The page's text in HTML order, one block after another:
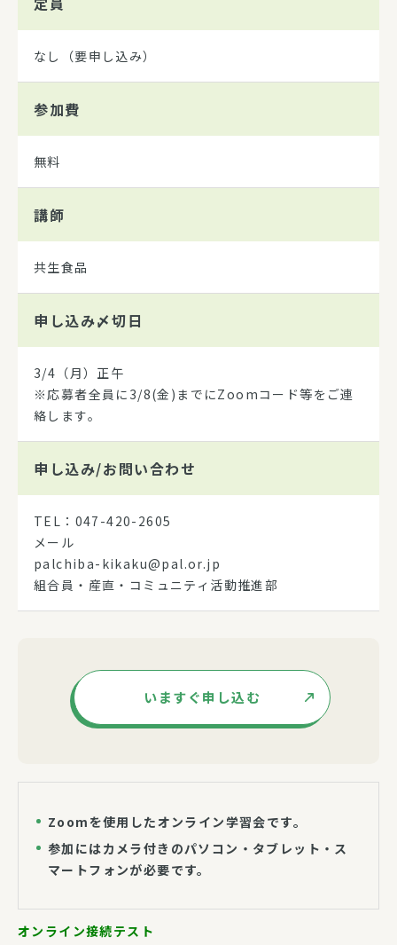
なし（要申し込み）
参加費
無料
講師
共生食品
申し込み〆切日
3/4（月）正午
※応募者全員に3/8(金)までにZoomコード等をご連
絡します。
申し込み/お問い合わせ
TEL：047-420-2605
メール
palchiba-kikaku@pal.or.jp
組合員・産直・コミュニティ活動推進部
いますぐ申し込む
Zoomを使用したオンライン学習会です。
参加にはカメラ付きのパソコン・タブレット・ス
マートフォンが必要です。
オンライン接続テスト